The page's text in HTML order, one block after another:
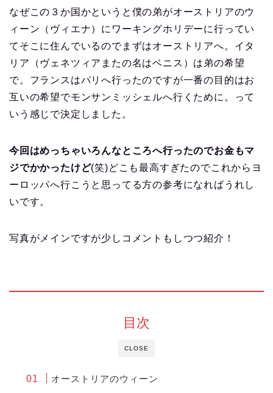
なぜこの３か国かというと僕の弟がオーストリアのウ
ィーン（ヴィエナ）にワーキングホリデーに行ってい
てそこに住んでいるのでまずはオーストリアへ。イタ
リア（ヴェネツィアまたの名はベニス）は弟の希望
で。フランスはパリへ行ったのですが一番の目的はお
互いの希望でモンサンミッシェルへ行くために。って
いう感じで決定しました。
今回はめっちゃいろんなところへ行ったのでお金もマ
ジでかかったけど(笑)どこも最高すぎたのでこれからヨ
ーロッパへ行こうと思ってる方の参考になればうれし
いです。
写真がメインですが少しコメントもしつつ紹介！
CLOSE
目次
オーストリアのウィーン